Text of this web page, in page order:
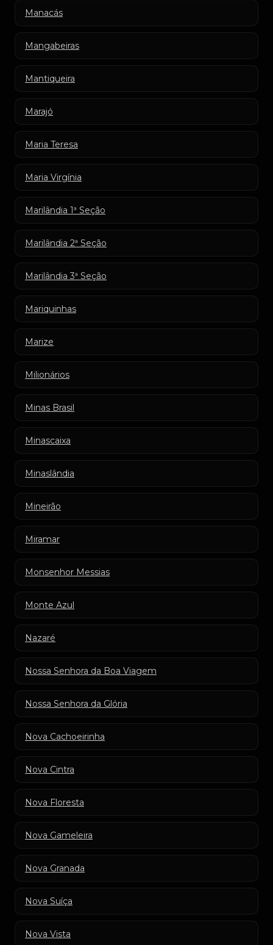
Manacás
Mangabeiras
Mantiqueira
Marajó
Maria Teresa
Maria Virgínia
Marilândia 1ª Seção
Marilândia 2ª Seção
Marilândia 3ª Seção
Mariquinhas
Marize
Milionários
Minas Brasil
Minascaixa
Minaslândia
Mineirão
Miramar
Monsenhor Messias
Monte Azul
Nazaré
Nossa Senhora da Boa Viagem
Nossa Senhora da Glória
Nova Cachoeirinha
Nova Cintra
Nova Floresta
Nova Gameleira
Nova Granada
Nova Suíça
Nova Vista